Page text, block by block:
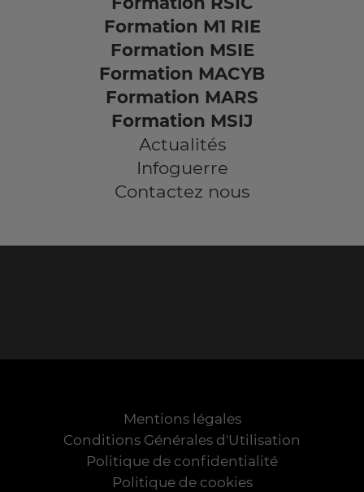
Formation M1 RIE
Formation MSIE
Formation MACYB
Formation MARS
Formation MSIJ
Actualités
Infoguerre
Contactez nous
Mentions légales
Conditions Générales d'Utilisation
Politique de confidentialité
Politique de cookies